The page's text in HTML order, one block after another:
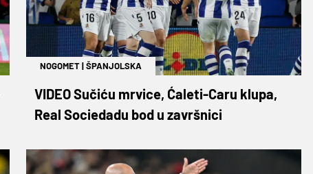
NOGOMET|ŠPANJOLSKA
VIDEO Sučiću mrvice, Ćaleti-Caru klupa,
Real Sociedadu bod u završnici